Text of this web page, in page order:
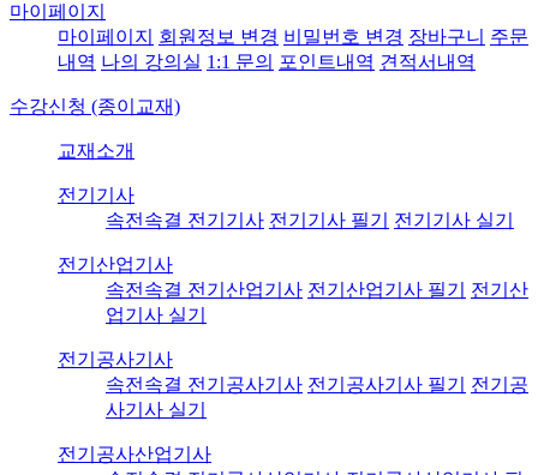
마이페이지
마이페이지
회원정보 변경 비밀번호 변경 장바구니 주문
내역 나의 강의실 1:1 문의 포인트내역 견적서내역
수강신청 (종이교재)
교재소개
전기기사
속전속결 전기기사 전기기사 필기 전기기사 실기
전기산업기사
속전속결 전기산업기사 전기산업기사 필기
전기산
업기사 실기
전기공사기사
속전속결 전기공사기사 전기공사기사 필기
전기공
사기사 실기
전기공사산업기사